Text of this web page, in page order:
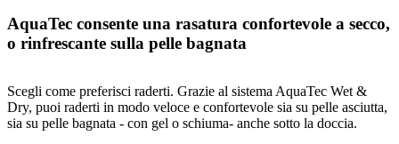
AquaTec consente una rasatura confortevole a secco,
o rinfrescante sulla pelle bagnata
Scegli come preferisci raderti. Grazie al sistema AquaTec Wet &
Dry, puoi raderti in modo veloce e confortevole sia su pelle asciutta,
sia su pelle bagnata - con gel o schiuma- anche sotto la doccia.